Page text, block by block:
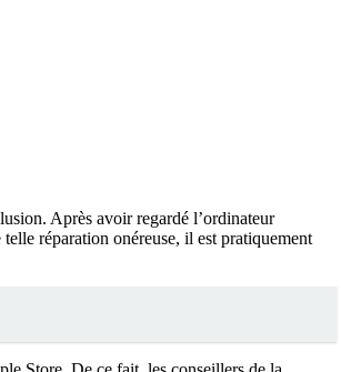
Après avoir regardé l’ordinateur
réparation onéreuse, il est pratiquement